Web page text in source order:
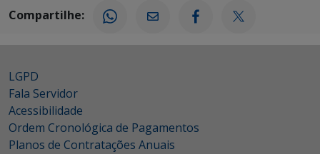
Compartilhe:
LGPD
Fala Servidor
Acessibilidade
Ordem Cronológica de Pagamentos
Planos de Contratações Anuais